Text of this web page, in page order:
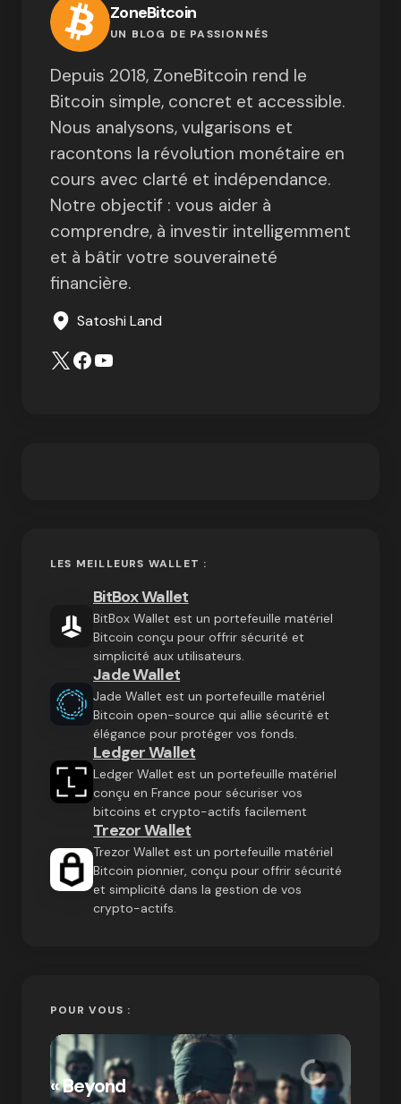
ZoneBitcoin
UN BLOG DE PASSIONNÉS
Depuis 2018, ZoneBitcoin rend le
Bitcoin simple, concret et accessible.
Nous analysons, vulgarisons et
racontons la révolution monétaire en
cours avec clarté et indépendance.
Notre objectif : vous aider à
comprendre, à investir intelligemment
et à bâtir votre souveraineté
financière.
Satoshi Land
LES MEILLEURS WALLET :
BitBox Wallet
BitBox Wallet est un portefeuille matériel
Bitcoin conçu pour offrir sécurité et
simplicité aux utilisateurs.
Jade Wallet
Jade Wallet est un portefeuille matériel
Bitcoin open-source qui allie sécurité et
élégance pour protéger vos fonds.
Ledger Wallet
Ledger Wallet est un portefeuille matériel
conçu en France pour sécuriser vos
bitcoins et crypto-actifs facilement
Trezor Wallet
Trezor Wallet est un portefeuille matériel
Bitcoin pionnier, conçu pour offrir sécurité
et simplicité dans la gestion de vos
crypto-actifs.
POUR VOUS :
« Beyond